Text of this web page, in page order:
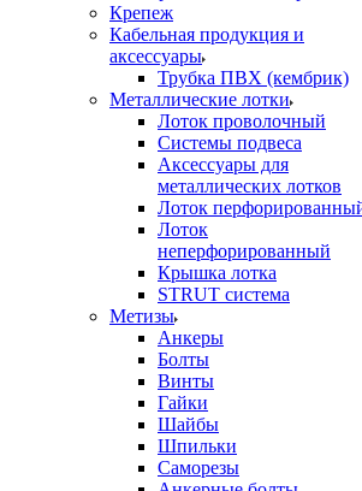
Крепеж
Кабельная продукция и
аксессуары
Трубка ПВХ (кембрик)
Металлические лотки
Лоток проволочный
Системы подвеса
Аксессуары для
металлических лотков
Лоток
Лоток
неперфорированный
Крышка лотка
STRUT система
Метизы
Анкеры
Болты
Винты
Гайки
Шайбы
Шпильки
Саморезы